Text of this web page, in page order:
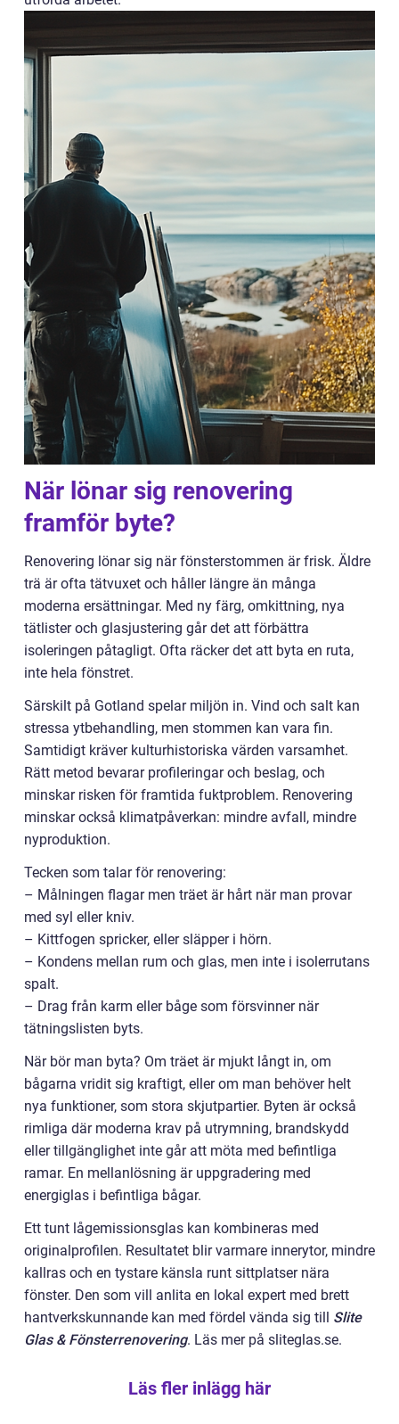
När lönar sig renovering
framför byte?
Renovering lönar sig när fönsterstommen är frisk. Äldre
trä är ofta tätvuxet och håller längre än många
moderna ersättningar. Med ny färg, omkittning, nya
tätlister och glasjustering går det att förbättra
isoleringen påtagligt. Ofta räcker det att byta en ruta,
inte hela fönstret.
Särskilt på Gotland spelar miljön in. Vind och salt kan
stressa ytbehandling, men stommen kan vara fin.
Samtidigt kräver kulturhistoriska värden varsamhet.
Rätt metod bevarar profileringar och beslag, och
minskar risken för framtida fuktproblem. Renovering
minskar också klimatpåverkan: mindre avfall, mindre
nyproduktion.
Tecken som talar för renovering:
– Målningen flagar men träet är hårt när man provar
med syl eller kniv.
– Kittfogen spricker, eller släpper i hörn.
– Kondens mellan rum och glas, men inte i isolerrutans
spalt.
– Drag från karm eller båge som försvinner när
tätningslisten byts.
När bör man byta? Om träet är mjukt långt in, om
bågarna vridit sig kraftigt, eller om man behöver helt
nya funktioner, som stora skjutpartier. Byten är också
rimliga där moderna krav på utrymning, brandskydd
eller tillgänglighet inte går att möta med befintliga
ramar. En mellanlösning är uppgradering med
energiglas i befintliga bågar.
Ett tunt lågemissionsglas kan kombineras med
originalprofilen. Resultatet blir varmare innerytor, mindre
kallras och en tystare känsla runt sittplatser nära
fönster. Den som vill anlita en lokal expert med brett
hantverkskunnande kan med fördel vända sig till Slite
Glas & Fönsterrenovering. Läs mer på sliteglas.se.
Läs fler inlägg här